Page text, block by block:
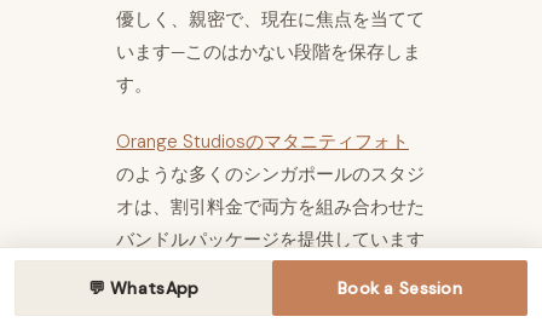
優しく、親密で、現在に焦点を当てて
います—このはかない段階を保存しま
す。
Orange Studiosのマタニティフォト
のような多くのシンガポールのスタジ
オは、割引料金で両方を組み合わせた
バンドルパッケージを提供しています
20%節約)。これらの「バンプからベ
💬 WhatsApp Book a Session